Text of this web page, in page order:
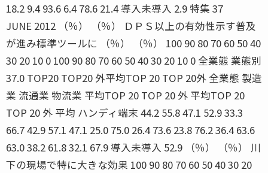
18.2 9.4 93.6 6.4 78.6 21.4 導入未導入 2.9 特集 37
JUNE 2012 （％） （％） ＤＰＳ以上の有効性示す普及
が進み標準ツールに （％） （％） 100 90 80 70 60 50 40
30 20 10 0 100 90 80 70 60 50 40 30 20 10 0 全業態 業態別
37.0 TOP20 TOP20 外平均TOP 20 TOP 20外 全業態 製造
業 流通業 物流業 平均TOP 20 TOP 20 外 平均TOP 20
TOP 20 外 平均 ハンディ端末 44.2 55.8 47.1 52.9 33.3
66.7 42.9 57.1 47.1 25.0 75.0 26.4 73.6 23.8 76.2 36.4 63.6
63.0 38.2 61.8 32.1 67.9 導入未導入 52.9 （％） （％） 川
下の現場で特に大きな効果 100 90 80 70 60 50 40 30 20